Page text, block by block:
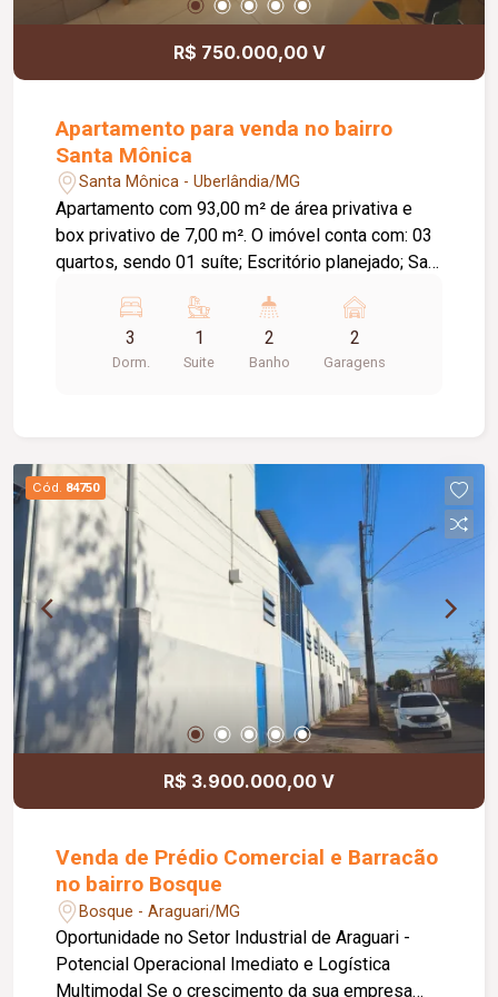
academia, piscina, sauna, salão de festas,
espaço gourmet, cinema, espaço pet,
brinquedoteca, salão de jogos e playground. Uma
com conforto, segurança e lazer completo em um
só lugar. Agende sua visita e venha conhecer seu
novo lar!
R$ 750.000,00 V
Apartamento para venda no bairro
Santa Mônica
Santa Mônica - Uberlândia/MG
Apartamento com 93,00 m² de área privativa e
box privativo de 7,00 m². O imóvel conta com: 03
quartos, sendo 01 suíte; Escritório planejado; Sala
fechamento em vidro; Churrasqueira a gás;
Cozinha planejada; Lavanderia; Banheiro social;
02 vagas de garagem; Diferenciais: Apartamento
natural; Projeto de iluminação; Piso em
porcelanato 90 x 90; Recém-pintado com
acabamento efeito Velvet; Completo em armários
planejados; Permanecem no imóvel o cooktop,
forno embutido, churrasqueira a gás e 04
aparelhos de ar-condicionado. O condomínio
oferece: 02 elevadores; Localização privilegiada,
próxima a parque, supermercados, farmácias,
restaurantes e diversos comércios, com fácil
acesso às principais regiões da cidade.
3
Dorm.
1
Suite
2
Banho
2
Garagens
Cód. 84750
R$ 3.900.000,00 V
Venda de Prédio Comercial e Barracão
no bairro Bosque
Bosque - Araguari/MG
Oportunidade no Setor Industrial de Araguari -
Potencial Operacional Imediato e Logística
Multimodal Se o crescimento da sua empresa